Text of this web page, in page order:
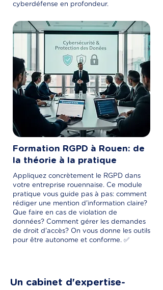
cyberdéfense en profondeur.
Formation RGPD à Rouen: de
la théorie à la pratique
Appliquez concrètement le RGPD dans
votre entreprise rouennaise. Ce module
pratique vous guide pas à pas: comment
rédiger une mention d'information claire?
Que faire en cas de violation de
données? Comment gérer les demandes
de droit d'accès? On vous donne les outils
pour être autonome et conforme. ✅
Un cabinet d'expertise-